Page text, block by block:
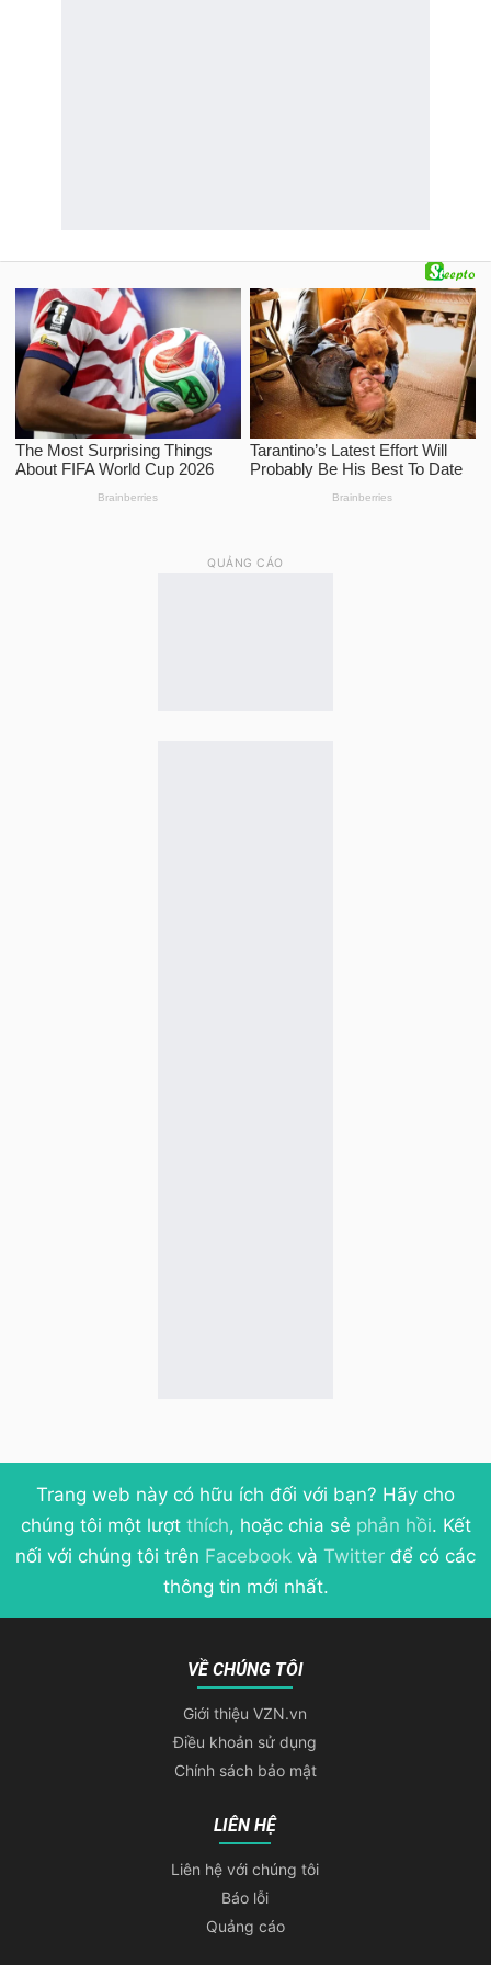
QUẢNG CÁO
Trang web này có hữu ích đối với bạn? Hãy cho
chúng tôi một lượt thích, hoặc chia sẻ phản hồi. Kết
nối với chúng tôi trên Facebook và Twitter để có các
thông tin mới nhất.
VỀ CHÚNG TÔI
Giới thiệu VZN.vn
Điều khoản sử dụng
Chính sách bảo mật
LIÊN HỆ
Liên hệ với chúng tôi
Báo lỗi
Quảng cáo